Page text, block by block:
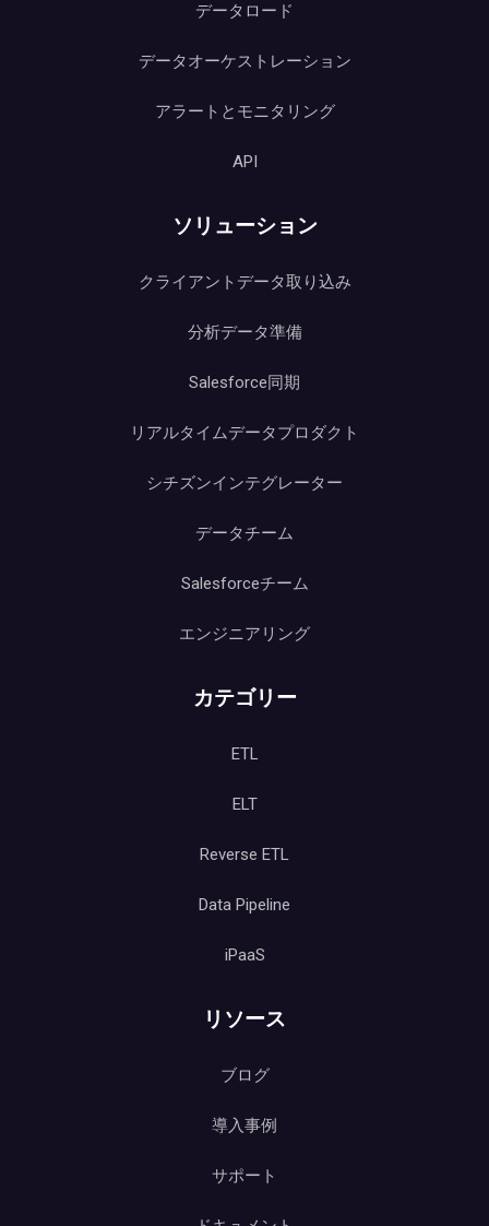
データロード
データオーケストレーション
アラートとモニタリング
API
ソリューション
クライアントデータ取り込み
分析データ準備
Salesforce同期
リアルタイムデータプロダクト
シチズンインテグレーター
データチーム
Salesforceチーム
エンジニアリング
カテゴリー
ETL
ELT
Reverse ETL
Data Pipeline
iPaaS
リソース
ブログ
導入事例
サポート